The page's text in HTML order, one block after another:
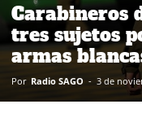
Carabineros
tres sujetos
armas
Por Radio SAGO - 3 de